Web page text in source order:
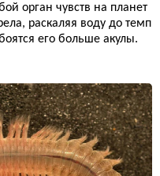
орган чувств на планет
раскаляя воду до темп
его больше акулы.